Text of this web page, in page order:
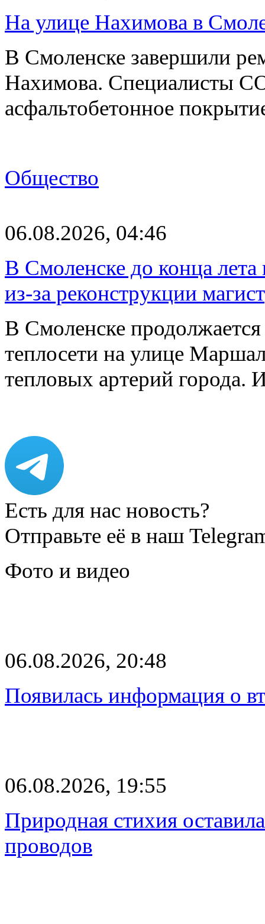
На улице Нахимова в
В Смоленске завершили
Нахимова. Специалисты
асфальтобетонное
Общество
06.08.2026, 04:46
В Смоленске до конца
из-за реконструкции
В Смоленске
теплосети на улице
тепловых артерий
Есть для нас новость?
Отправьте её в наш
Фото и видео
06.08.2026, 20:48
Появилась информация о
06.08.2026, 19:55
Природная стихия
проводов